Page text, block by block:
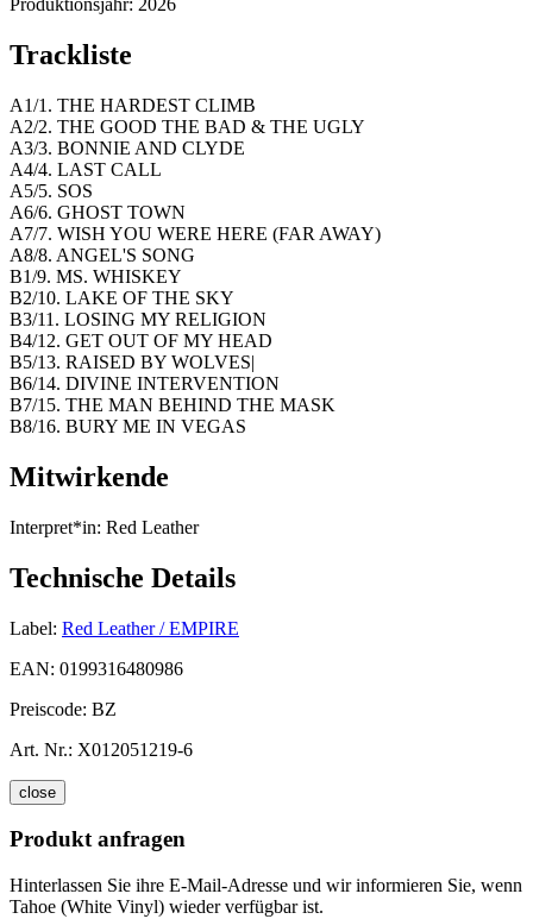
Produktionsjahr: 2026
Trackliste
A1/1. THE HARDEST CLIMB
A2/2. THE GOOD THE BAD & THE UGLY
A3/3. BONNIE AND CLYDE
A4/4. LAST CALL
A5/5. SOS
A6/6. GHOST TOWN
A7/7. WISH YOU WERE HERE (FAR AWAY)
A8/8. ANGEL'S SONG
B1/9. MS. WHISKEY
B2/10. LAKE OF THE SKY
B3/11. LOSING MY RELIGION
B4/12. GET OUT OF MY HEAD
B5/13. RAISED BY WOLVES|
B6/14. DIVINE INTERVENTION
B7/15. THE MAN BEHIND THE MASK
B8/16. BURY ME IN VEGAS
Mitwirkende
Interpret*in: Red Leather
Technische Details
Label: Red Leather / EMPIRE
EAN: 0199316480986
Preiscode: BZ
Art. Nr.: X012051219-6
close
Produkt anfragen
Hinterlassen Sie ihre E-Mail-Adresse und wir informieren Sie, wenn
Tahoe (White Vinyl) wieder verfügbar ist.